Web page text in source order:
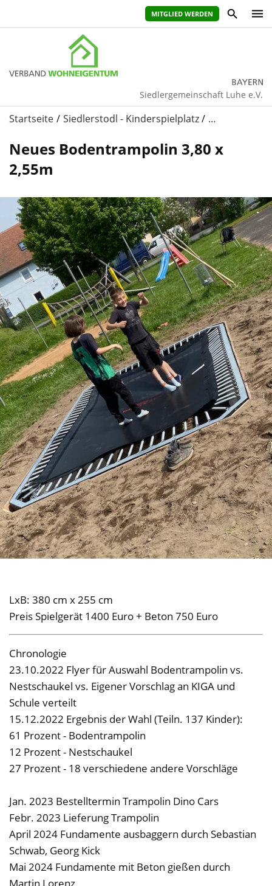
MITGLIED WERDEN
Siedlergemeinschaft Luhe e.V.
Startseite Siedlerstodl - Kinderspielplatz …
Neues Bodentrampolin 3,80 x
2,55m
LxB: 380 cm x 255 cm
Preis Spielgerät 1400 Euro + Beton 750 Euro
Chronologie
23.10.2022 Flyer für Auswahl Bodentrampolin vs.
Nestschaukel vs. Eigener Vorschlag an KIGA und
Schule verteilt
15.12.2022 Ergebnis der Wahl (Teiln. 137 Kinder):
61 Prozent - Bodentrampolin
12 Prozent - Nestschaukel
27 Prozent - 18 verschiedene andere Vorschläge
Jan. 2023 Bestelltermin Trampolin Dino Cars
Febr. 2023 Lieferung Trampolin
April 2024 Fundamente ausbaggern durch Sebastian
Schwab, Georg Kick
Mai 2024 Fundamente mit Beton gießen durch